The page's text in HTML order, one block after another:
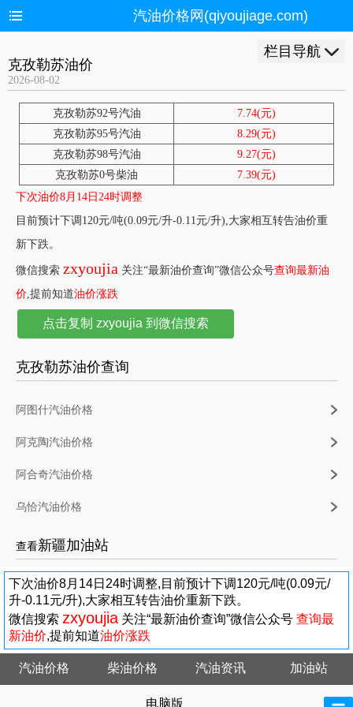
汽油价格网(qiyoujiage.com)
栏目导航
克孜勒苏油价
2026-08-02
克孜勒苏92号汽油
7.74(元)
克孜勒苏95号汽油
8.29(元)
克孜勒苏98号汽油
9.27(元)
克孜勒苏0号柴油
7.39(元)
下次油价8月14日24时调整
目前预计下调120元/吨(0.09元/升-0.11元/升),大家相互转告油价重
新下跌。
微信搜索 zxyoujia 关注“最新油价查询”微信公众号查询最新油
价,提前知道油价涨跌
点击复制 zxyoujia 到微信搜索
克孜勒苏油价查询
阿图什汽油价格
阿克陶汽油价格
阿合奇汽油价格
乌恰汽油价格
查看新疆加油站
下次油价8月14日24时调整,目前预计下调120元/吨(0.09元/
升-0.11元/升),大家相互转告油价重新下跌。
微信搜索 zxyoujia 关注“最新油价查询”微信公众号 查询最
新油价,提前知道油价涨跌
汽油价格 柴油价格 汽油资讯 加油站
电脑版